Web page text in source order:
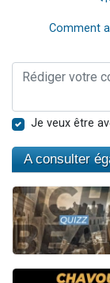
Comment
Je veux être
A consulter